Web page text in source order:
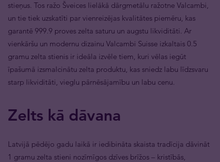
stieņus. Tos ražo Šveices lielākā dārgmetālu ražotne Valcambi,
un tie tiek uzskatīti par vienreizējas kvalitātes piemēru, kas
garantē 999.9 proves zelta saturu un augstu likviditāti. Ar
vienkāršu un modernu dizainu Valcambi Suisse izkaltais 0.5
gramu zelta stienis ir ideāla izvēle tiem, kuri vēlas iegūt
īpašumā izsmalcinātu zelta produktu, kas sniedz labu līdzsvaru
starp likviditāti, vieglu pārnēsājamību un labu cenu.
Zelts kā dāvana
Latvijā pēdējo gadu laikā ir iedibināta skaista tradīcija dāvināt
1 gramu zelta stieni nozīmīgos dzīves brīžos – kristībās,